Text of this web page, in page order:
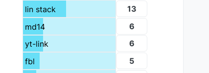
lin stack
13
md14
6
yt-link
6
fbl
5